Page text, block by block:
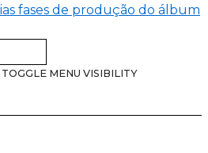
fases de produção do álbum
TOGGLE MENU VISIBILITY